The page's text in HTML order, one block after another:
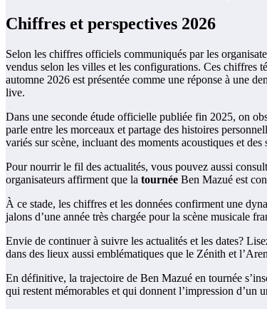
Chiffres et perspectives 2026
Selon les chiffres officiels communiqués par les
vendus selon les villes et les configurations. Ces chiffres
automne 2026 est présentée comme une réponse à une
live.
Dans une seconde étude officielle publiée fin 2025, on
parle entre les morceaux et partage des histoires
variés sur scène, incluant des moments acoustiques et
Pour nourrir le fil des actualités, vous pouvez aussi
organisateurs affirment que la tournée Ben Mazué est
À ce stade, les chiffres et les données confirment une
jalons d’une année très chargée pour la scène musicale
Envie de continuer à suivre les actualités et les dates?
dans des lieux aussi emblématiques que le Zénith et
En définitive, la trajectoire de Ben Mazué en tournée
qui restent mémorables et qui donnent l’impression d’un